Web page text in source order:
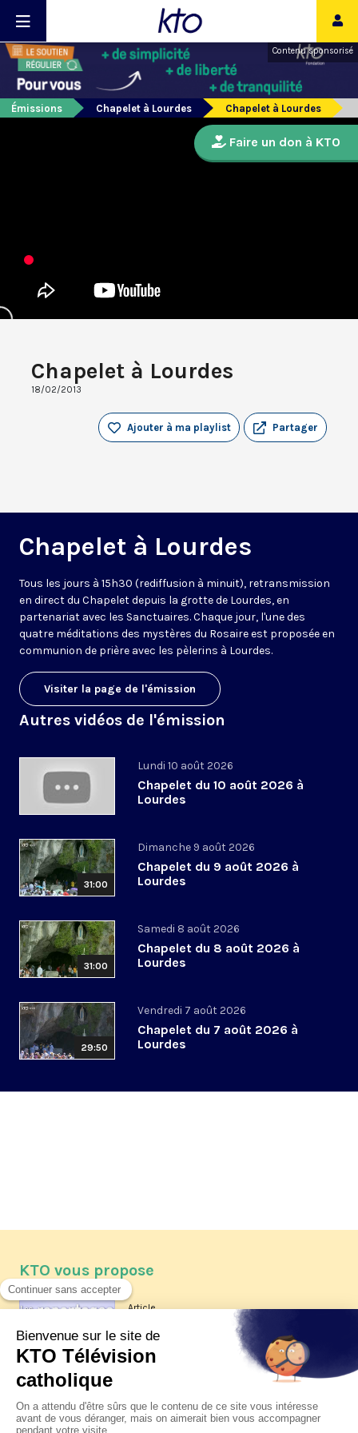
Contenu sponsorisé
Émissions Chapelet à Lourdes Chapelet à Lourdes
Chapelet à Lourdes
18/02/2013
Partager
Ajouter à ma playlist
Chapelet à Lourdes
Tous les jours à 15h30 (rediffusion à minuit), retransmission
en direct du Chapelet depuis la grotte de Lourdes, en
partenariat avec les Sanctuaires. Chaque jour, l'une des
quatre méditations des mystères du Rosaire est proposée en
communion de prière avec les pèlerins à Lourdes.
Visiter la page de l'émission
Autres vidéos de l'émission
Lundi 10 août 2026
Chapelet du 10 août 2026 à
Lourdes
31:00
Dimanche 9 août 2026
Chapelet du 9 août 2026 à
Lourdes
31:00
Samedi 8 août 2026
Chapelet du 8 août 2026 à
Lourdes
29:50
Vendredi 7 août 2026
Chapelet du 7 août 2026 à
Lourdes
Faire un don à KTO
KTO vous propose
Article
Les reportages d'été 2026 de KTO
La visite pastorale du pape Léon
XIV à Assise à suivre sur KTO le
jeudi 6 août